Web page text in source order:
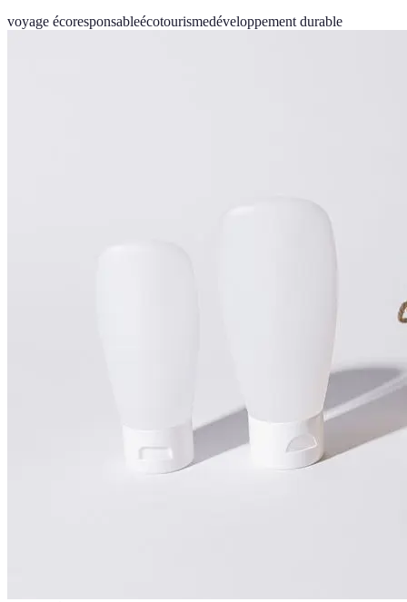
voyage écoresponsableécotourismedéveloppement durable